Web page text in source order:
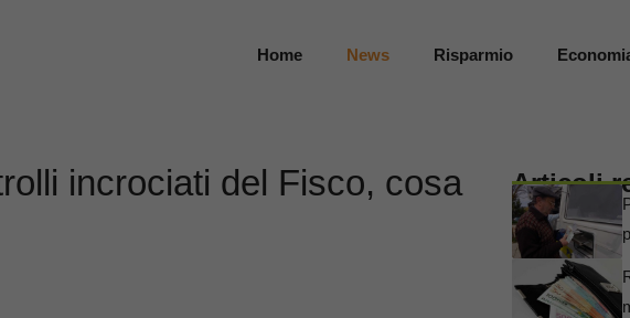
Home News Risparmio
incrociati del Fisco, cosa
Articoli